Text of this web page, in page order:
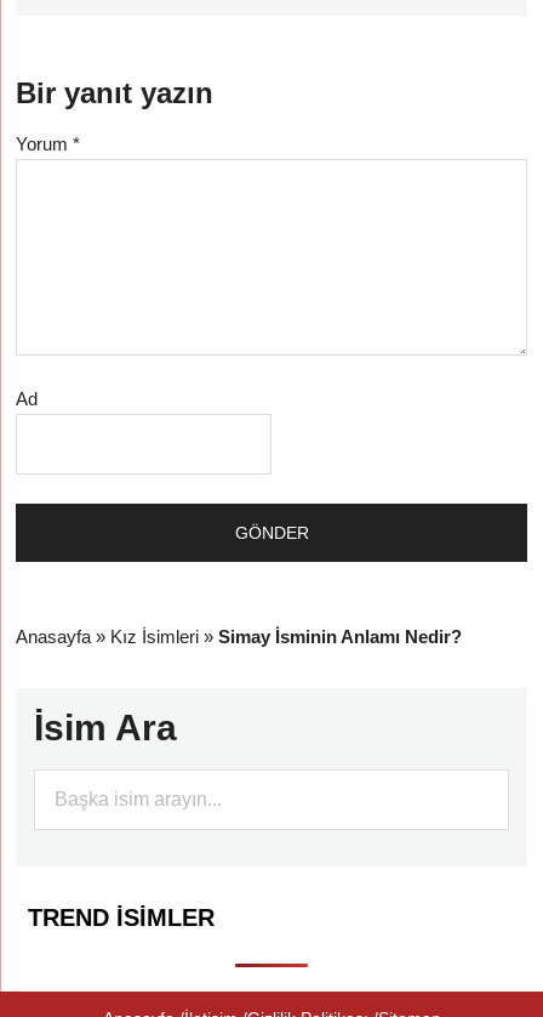
Bir yanıt yazın
Yorum*
Ad
Anasayfa » Kız İsimleri »Simay İsminin Anlamı Nedir?
İsim Ara
TREND İSIMLER